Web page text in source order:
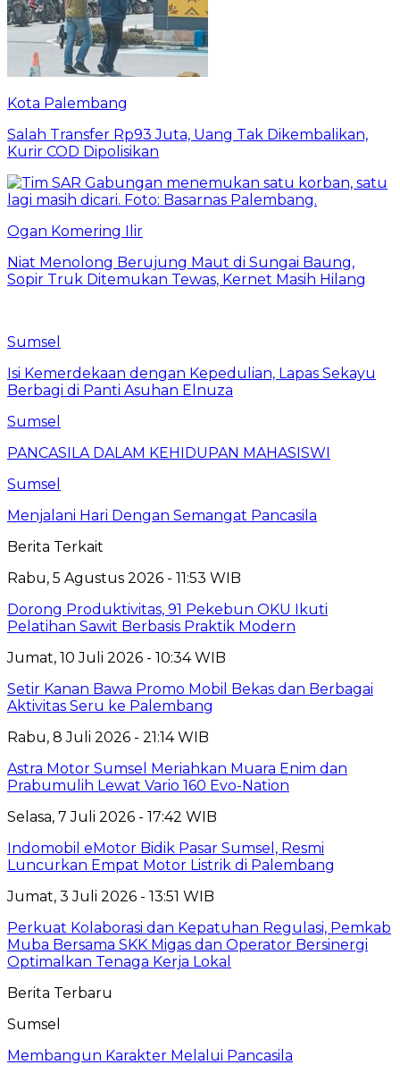
Kota Palembang
Salah Transfer Rp93 Juta, Uang Tak Dikembalikan,
Kurir COD Dipolisikan
Ogan Komering Ilir
Niat Menolong Berujung Maut di Sungai Baung,
Sopir Truk Ditemukan Tewas, Kernet Masih Hilang
Sumsel
Isi Kemerdekaan dengan Kepedulian, Lapas Sekayu
Berbagi di Panti Asuhan Elnuza
Sumsel
PANCASILA DALAM KEHIDUPAN MAHASISWI
Sumsel
Menjalani Hari Dengan Semangat Pancasila
Berita Terkait
Rabu, 5 Agustus 2026 - 11:53 WIB
Dorong Produktivitas, 91 Pekebun OKU Ikuti
Pelatihan Sawit Berbasis Praktik Modern
Jumat, 10 Juli 2026 - 10:34 WIB
Setir Kanan Bawa Promo Mobil Bekas dan Berbagai
Aktivitas Seru ke Palembang
Rabu, 8 Juli 2026 - 21:14 WIB
Astra Motor Sumsel Meriahkan Muara Enim dan
Prabumulih Lewat Vario 160 Evo-Nation
Selasa, 7 Juli 2026 - 17:42 WIB
Indomobil eMotor Bidik Pasar Sumsel, Resmi
Luncurkan Empat Motor Listrik di Palembang
Jumat, 3 Juli 2026 - 13:51 WIB
Perkuat Kolaborasi dan Kepatuhan Regulasi, Pemkab
Muba Bersama SKK Migas dan Operator Bersinergi
Optimalkan Tenaga Kerja Lokal
Berita Terbaru
Sumsel
Membangun Karakter Melalui Pancasila